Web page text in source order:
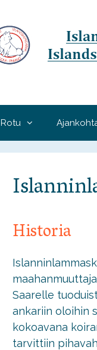
Rotu
Historia
Saarelle
ankariin oloihin
kokoavana
tarvittiin